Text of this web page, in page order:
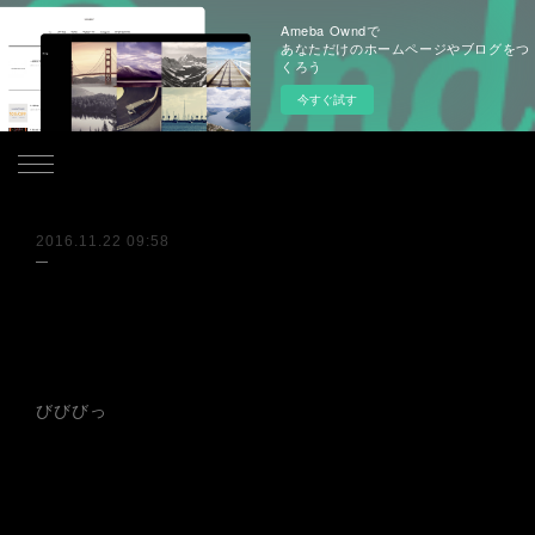
Ameba Owndで
あなただけのホームページやブログをつ
くろう
今すぐ試す
2016.11.22 09:58
びびびっ